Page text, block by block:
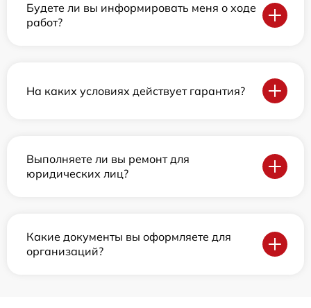
Будете ли вы информировать меня о ходе
работ?
На каких условиях действует гарантия?
Выполняете ли вы ремонт для
юридических лиц?
Какие документы вы оформляете для
организаций?